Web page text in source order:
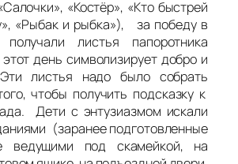
«Костёр», «Кто быстрей
«Рыбак и рыбка»), за победу в
листья папоротника
день символизирует добро и
листья надо было собрать
чтобы получить подсказку к
Дети с энтузиазмом искали
(заранее подготовленные
ведущими под скамейкой, на